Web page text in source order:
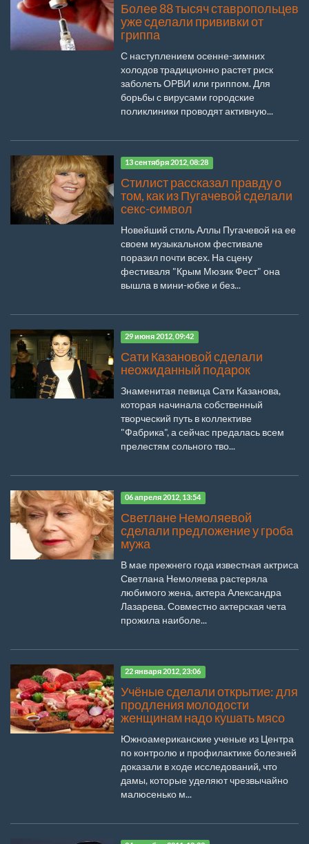
Более 88 тысяч ставропольцев
уже сделали прививки от
гриппа
С наступлением осенне-зимних
холодов традиционно растет риск
заболеть ОРВИ или гриппом. Для
борьбы с вирусами городские
поликлиники проводят активную...
13 сентября 2012, 08:28
Стилист рассказал правду о
том, как из Пугачевой сделали
секс-символ
Новейший стиль Аллы Пугачевой на ее
своем музыкальном фестивале
поразил почти всех. На сцену
фестиваля "Крым Мюзик Фест" она
вышла в мини-юбке и без...
29 июня 2012, 09:42
Сати Казановой сделали
неожиданный подарок
Знаменитая певица Сати Казанова,
которая начинала собственный
творческий путь в коллективе
"Фабрика", а сейчас предалась всем
прелестям сольного тво...
06 апреля 2012, 13:54
Светлане Немоляевой
сделали предложение у гроба
мужа
В мае прежнего года известная актриса
Светлана Немоляева растеряла
любимого жена, актера Александра
Лазарева. Совместно актерская чета
прожила наиболе...
22 января 2012, 23:06
Учёные сделали открытие: для
продления молодости
женщинам надо кушать мясо
Южноамериканские ученые из Центра
по контролю и профилактике болезней
доказали в ходе исследований, что
дамы, которые уделяют чрезвычайно
малюсенько м...